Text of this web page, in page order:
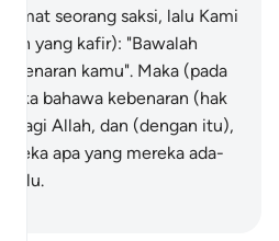
umat seorang saksi, lalu Kami
yang kafir): "Bawalah
kamu". Maka (pada
bahawa kebenaran (hak
bagi Allah, dan (dengan itu),
apa yang mereka ada-